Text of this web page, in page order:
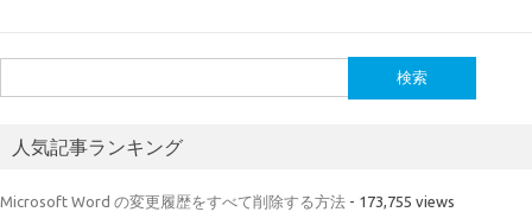
索:
人気記事ランキング
Microsoft Word の変更履歴をすべて削除する方法 - 173,755 views